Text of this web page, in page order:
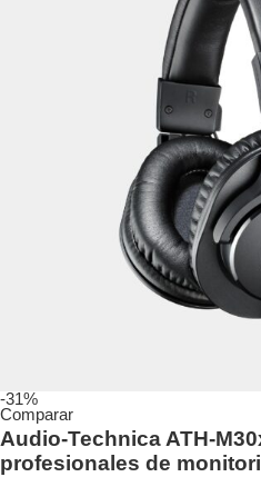
-31%
Comparar
Audio-Technica ATH-
profesionales de